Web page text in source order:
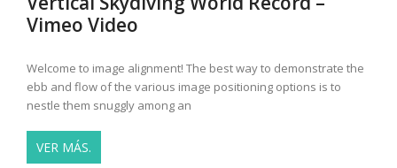
Vimeo Video
Welcome to image alignment! The best way to demonstrate the
ebb and flow of the various image positioning options is to
nestle them snuggly among an
VER MÁS.